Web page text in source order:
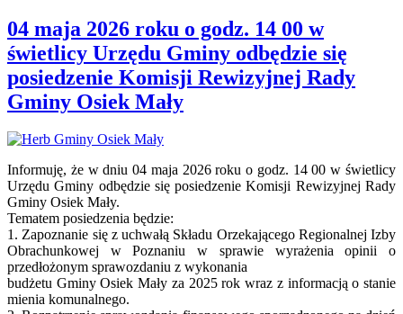
04 maja 2026 roku o godz. 14 00 w
świetlicy Urzędu Gminy odbędzie się
posiedzenie Komisji Rewizyjnej Rady
Gminy Osiek Mały
Informuję, że w dniu 04 maja 2026 roku o godz. 14 00 w świetlicy
Urzędu Gminy odbędzie się posiedzenie Komisji Rewizyjnej Rady
Gminy Osiek Mały.
Tematem posiedzenia będzie:
1. Zapoznanie się z uchwałą Składu Orzekającego Regionalnej Izby
Obrachunkowej w Poznaniu w sprawie wyrażenia opinii o
przedłożonym sprawozdaniu z wykonania
budżetu Gminy Osiek Mały za 2025 rok wraz z informacją o stanie
mienia komunalnego.